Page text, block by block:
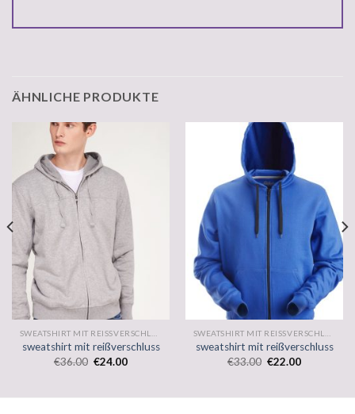
ÄHNLICHE PRODUKTE
sweatshirt mit reißverschluss
€36.00 €24.00
sweatshirt mit reißverschluss
€33.00 €22.00